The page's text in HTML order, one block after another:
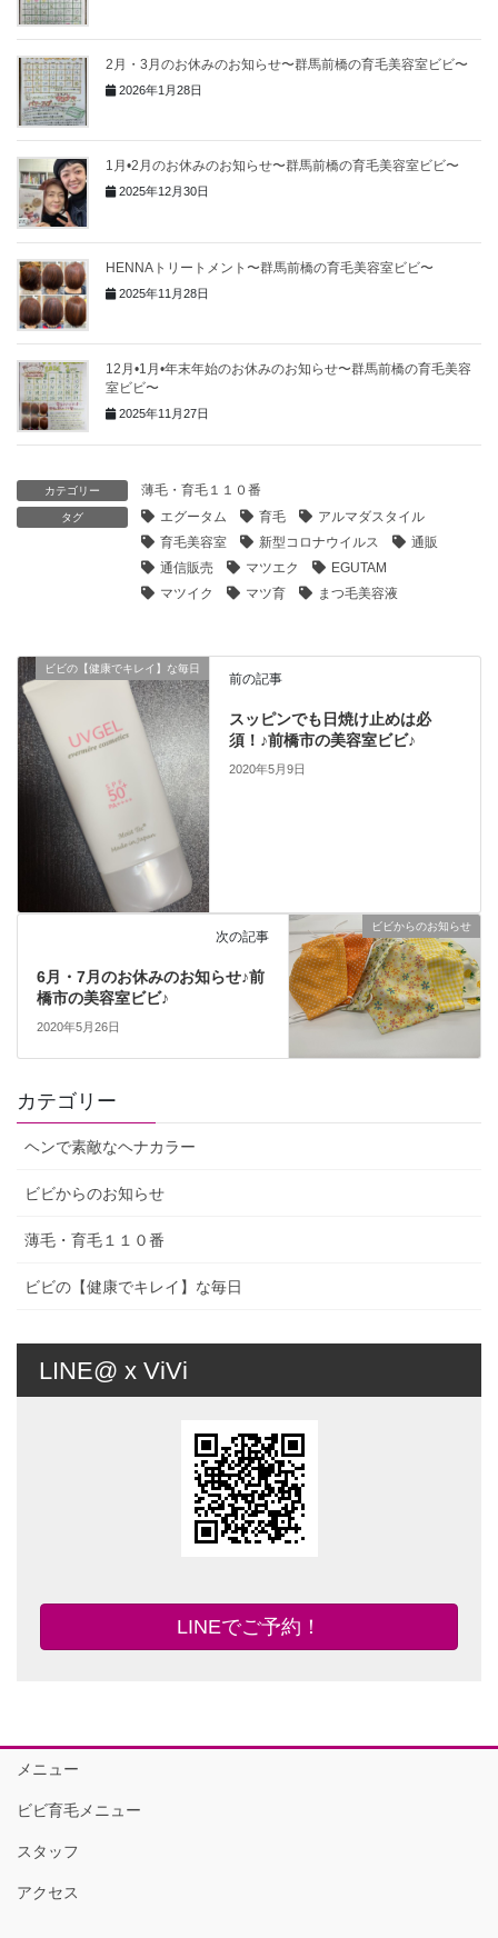
2月・3月のお休みのお知らせ〜群馬前橋の育毛美容室ビビ〜
2026年1月28日
1月•2月のお休みのお知らせ〜群馬前橋の育毛美容室ビビ〜
2025年12月30日
HENNAトリートメント〜群馬前橋の育毛美容室ビビ〜
2025年11月28日
12月•1月•年末年始のお休みのお知らせ〜群馬前橋の育毛美容
室ビビ〜
2025年11月27日
カテゴリー 薄毛・育毛１１０番
タグ エグータム 育毛
アルマダスタイル
育毛美容室
新型コロナウイルス
通販
通信販売
マツエク
EGUTAM
マツイク
マツ育 まつ毛美容液
ビビの【健康でキレイ】な毎日
前の記事
スッピンでも日焼け止めは必
須！♪前橋市の美容室ビビ♪
2020年5月9日
ビビからのお知らせ
次の記事
6月・7月のお休みのお知らせ♪前
橋市の美容室ビビ♪
2020年5月26日
カテゴリー
ヘンで素敵なヘナカラー
ビビからのお知らせ
薄毛・育毛１１０番
ビビの【健康でキレイ】な毎日
LINE@ x ViVi
LINEでご予約！
メニュー
ビビ育毛メニュー
スタッフ
アクセス